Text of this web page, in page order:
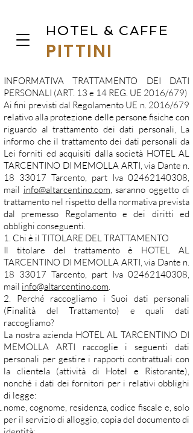
HOTEL & CAFFE
PITTINI
INFORMATIVA TRATTAMENTO DEI DATI
PERSONALI (ART. 13 e 14 REG. UE 2016/679)
Ai fini previsti dal Regolamento UE n. 2016/679
relativo alla protezione delle persone fisiche con
riguardo al trattamento dei dati personali, La
informo che il trattamento dei dati personali da
Lei forniti ed acquisiti dalla società HOTEL AL
TARCENTINO DI MEMOLLA ARTI, via Dante n.
18 33017 Tarcento, part Iva 02462140308,
mail info@altarcentino.com, saranno oggetto di
trattamento nel rispetto della normativa prevista
dal premesso Regolamento e dei diritti ed
obblighi conseguenti.
1. Chi è il TITOLARE DEL TRATTAMENTO
Il titolare del trattamento è HOTEL AL
TARCENTINO DI MEMOLLA ARTI, via Dante n.
18 33017 Tarcento, part Iva 02462140308,
mail info@altarcentino.com.
2. Perché raccogliamo i Suoi dati personali
(Finalità del Trattamento) e quali dati
raccogliamo?
La nostra azienda HOTEL AL TARCENTINO DI
MEMOLLA ARTI raccoglie i seguenti dati
personali per gestire i rapporti contrattuali con
la clientela (attività di Hotel e Ristorante),
nonché i dati dei fornitori per i relativi obblighi
di legge:
nome, cognome, residenza, codice fiscale e, solo
per il servizio di alloggio, copia del documento di